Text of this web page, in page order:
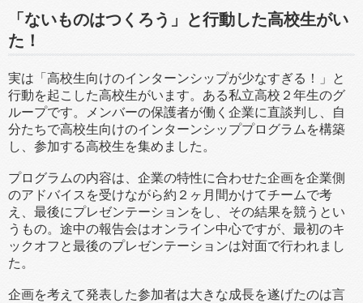
「ないものはつくろう」と行動した高校生がい
た！
実は「高校生向けのインターンシップが少なすぎる！」と
行動を起こした高校生がいます。ある私立高校２年生のグ
ループです。メンバーの保護者が働く企業に直談判し、自
分たちで高校生向けのインターンシッププログラムを構築
し、参加する高校生を集めました。
プログラムの内容は、企業の特性に合わせた企画を企業側
のアドバイスを受けながら約２ヶ月間かけてチームで考
え、最後にプレゼンテーションをし、その結果を競うとい
うもの。途中の報告会はオンライン中心ですが、最初のキ
ックオフと最後のプレゼンテーションは対面で行われまし
た。
企画を考えて発表した参加者は大きな成長を遂げたのは言